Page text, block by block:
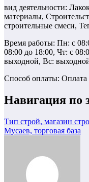
вид деятельности:
материалы,
строительные смеси,
Время работы: Пн: с
08:00 до 18:00, Чт: с
выходной, Вс:
Способ оплаты: Оплата
Навигация по
Тип строй, магазин
Мусаев, торговая база